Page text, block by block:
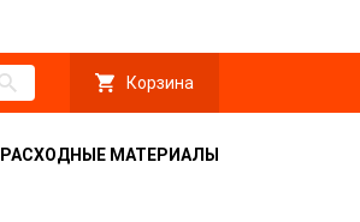
Корзина
РАСХОДНЫЕ МАТЕРИАЛЫ